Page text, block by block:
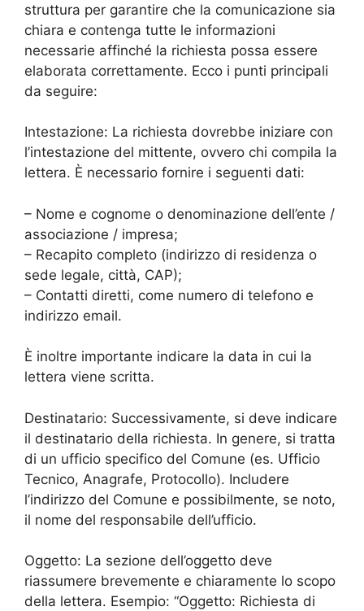
struttura per garantire che la comunicazione sia
chiara e contenga tutte le informazioni
necessarie affinché la richiesta possa essere
elaborata correttamente. Ecco i punti principali
da seguire:
Intestazione: La richiesta dovrebbe iniziare con
l’intestazione del mittente, ovvero chi compila la
lettera. È necessario fornire i seguenti dati:
– Nome e cognome o denominazione dell’ente /
associazione / impresa;
– Recapito completo (indirizzo di residenza o
sede legale, città, CAP);
– Contatti diretti, come numero di telefono e
indirizzo email.
È inoltre importante indicare la data in cui la
lettera viene scritta.
Destinatario: Successivamente, si deve indicare
il destinatario della richiesta. In genere, si tratta
di un ufficio specifico del Comune (es. Ufficio
Tecnico, Anagrafe, Protocollo). Includere
l’indirizzo del Comune e possibilmente, se noto,
il nome del responsabile dell’ufficio.
Oggetto: La sezione dell’oggetto deve
riassumere brevemente e chiaramente lo scopo
della lettera. Esempio: “Oggetto: Richiesta di